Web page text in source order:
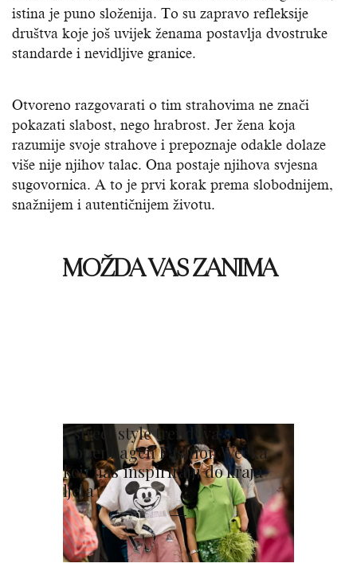
istina je puno složenija. To su zapravo refleksije
društva koje još uvijek ženama postavlja dvostruke
standarde i nevidljive granice.
Otvoreno razgovarati o tim strahovima ne znači
pokazati slabost, nego hrabrost. Jer žena koja
razumije svoje strahove i prepoznaje odakle dolaze
više nije njihov talac. Ona postaje njihova svjesna
sugovornica. A to je prvi korak prema slobodnijem,
snažnijem i autentičnijem životu.
MOŽDA VAS ZANIMA
5 street style trendova s
Copenhagen Fashion Weeka
koji nas inspiriraju do kraja
ljeta